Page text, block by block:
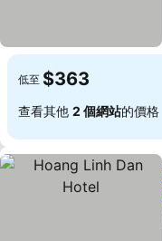
低至 $363
查看其他 2 個網站的價格